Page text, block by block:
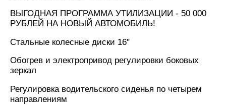
ВЫГОДНАЯ ПРОГРАММА УТИЛИЗАЦИИ - 50 000
РУБЛЕЙ НА НОВЫЙ АВТОМОБИЛЬ!
Стальные колесные диски 16"
Обогрев и электропривод регулировки боковых
зеркал
Регулировка водительского сиденья по четырем
направлениям